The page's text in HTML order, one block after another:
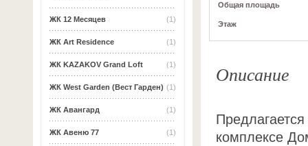
(1)
ЖК 12 Месяцев
(1)
ЖК Art Residence
(1)
ЖК KAZAKOV Grand Loft
(1)
ЖК West Garden (Вест Гарден)
(1)
ЖК Авангард
(1)
ЖК Авеню 77
Общая площадь
Этаж
Описание
комплексе